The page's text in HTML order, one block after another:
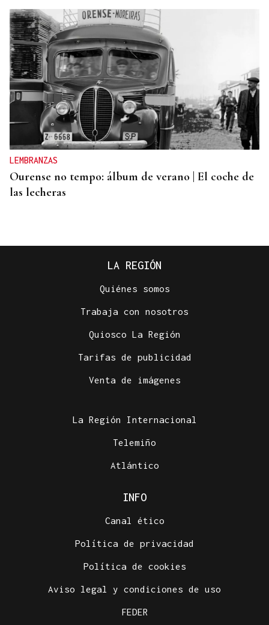
LEMBRANZAS
Ourense no tempo: álbum de verano | El coche de
las lecheras
Christian Barrio cuenta en su trilogía una historia
LA REGIÓN
Quiénes somos
Trabaja con nosotros
Quiosco La Región
Tarifas de publicidad
Venta de imágenes
La Región Internacional
Telemiño
Atlántico
INFO
Canal ético
Política de privacidad
Política de cookies
Aviso legal y condiciones de uso
FEDER